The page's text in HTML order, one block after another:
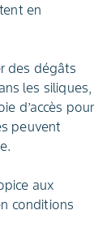
en
des dégâts
les siliques,
d’accès pour
peuvent
aux
conditions